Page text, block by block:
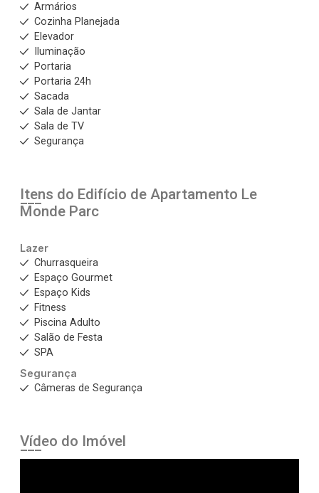
Armários
Cozinha Planejada
Elevador
Iluminação
Portaria
Portaria 24h
Sacada
Sala de Jantar
Sala de TV
Segurança
Itens do Edifício de Apartamento Le
Monde Parc
Lazer
Churrasqueira
Espaço Gourmet
Espaço Kids
Fitness
Piscina Adulto
Salão de Festa
SPA
Segurança
Câmeras de Segurança
Vídeo do Imóvel